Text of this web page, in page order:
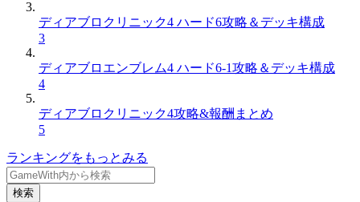
ディアブロクリニック4 ハード6攻略＆デッキ構成
3
ディアブロエンブレム4 ハード6-1攻略＆デッキ構成
4
ディアブロクリニック4攻略&報酬まとめ
5
ランキングをもっとみる
検索